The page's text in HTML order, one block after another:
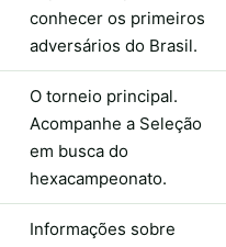
conhecer os primeiros
adversários do Brasil.
O torneio principal.
Acompanhe a Seleção
em busca do
hexacampeonato.
Informações sobre